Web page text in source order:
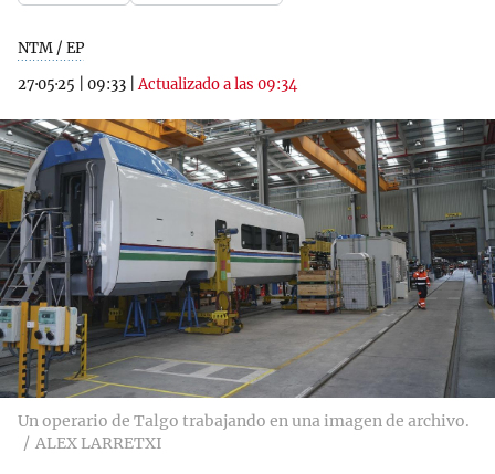
NTM / EP
27·05·25
09:33 |Actualizado a las 09:34
Un operario de Talgo trabajando en una imagen de archivo.
ALEX LARRETXI